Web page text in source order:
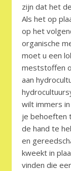
zijn dat het
Als het op
op het
organische
moet u een
meststoffen
aan
wilt immers
je behoeften
de hand te
en
kweekt in
vinden die